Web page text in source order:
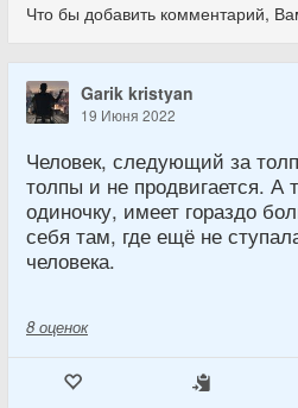
Что бы добавить комментарий,
Garik kristyan
19 Июня 2022
Человек, следующий за
толпы и не продвигается. А
одиночку, имеет гораздо
себя там, где ещё не
человека.
8 оценок